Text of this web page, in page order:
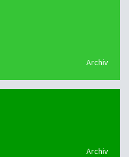
Archiv
Archiv